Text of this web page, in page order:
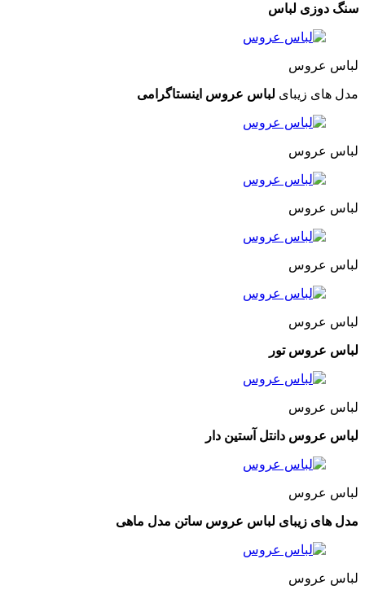
سنگ دوزی لباس
لباس عروس
مدل های زیبای لباس عروس اینستاگرامی
لباس عروس
لباس عروس
لباس عروس
لباس عروس
لباس عروس تور
لباس عروس
لباس عروس دانتل آستین دار
لباس عروس
مدل های زیبای لباس عروس ساتن مدل ماهی
لباس عروس